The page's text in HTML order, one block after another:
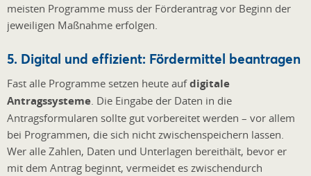
meisten Programme muss der Förderantrag vor Beginn der
jeweiligen Maßnahme erfolgen.
5. Digital und effizient: Fördermittel beantragen
Fast alle Programme setzen heute aufdigitale
Antragssysteme. Die Eingabe der Daten in die
Antragsformularen sollte gut vorbereitet werden – vor allem
bei Programmen, die sich nicht zwischenspeichern lassen.
Wer alle Zahlen, Daten und Unterlagen bereithält, bevor er
mit dem Antrag beginnt, vermeidet es zwischendurch